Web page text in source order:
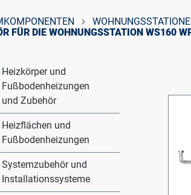
FÜR DIE WOHNUNGSSTATION WS160
Heizkörper und
Fußbodenheizungen
und Zubehör
Heizflächen und
Fußbodenheizungen
Systemzubehör und
Installationssysteme